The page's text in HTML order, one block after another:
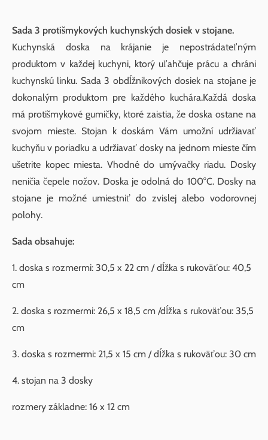
Sada 3 protišmykových kuchynských dosiek v stojane.
Kuchynská doska na krájanie je nepostrádateľným
produktom v každej kuchyni, ktorý uľahčuje prácu a chráni
kuchynskú linku. Sada 3 obdĺžnikových dosiek na stojane je
dokonalým produktom pre každého kuchára.Každá doska
má protišmykové gumičky, ktoré zaistia, že doska ostane na
svojom mieste. Stojan k doskám Vám umožní udržiavať
kuchyňu v poriadku a udržiavať dosky na jednom mieste čím
ušetrite kopec miesta. Vhodné do umývačky riadu. Dosky
neničia čepele nožov. Doska je odolná do 100°C. Dosky na
stojane je možné umiestniť do zvislej alebo vodorovnej
polohy.
Sada obsahuje:
1. doska s rozmermi: 30,5 x 22 cm / dĺžka s rukoväťou: 40,5
cm
2. doska s rozmermi: 26,5 x 18,5 cm /dĺžka s rukoväťou: 35,5
cm
3. doska s rozmermi: 21,5 x 15 cm / dĺžka s rukoväťou: 30 cm
4. stojan na 3 dosky
rozmery základne: 16 x 12 cm